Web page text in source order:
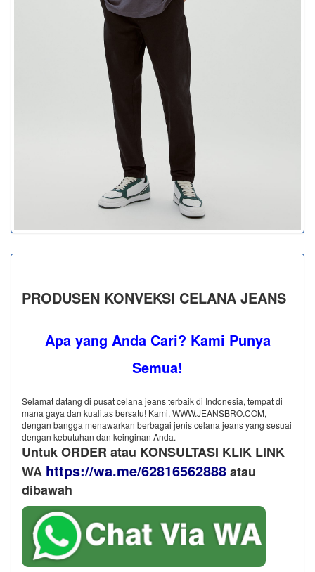
PRODUSEN KONVEKSI CELANA JEANS
Apa yang Anda Cari? Kami Punya
Semua!
Selamat datang di pusat celana jeans terbaik di Indonesia, tempat di
mana gaya dan kualitas bersatu! Kami, WWW.JEANSBRO.COM,
dengan bangga menawarkan berbagai jenis celana jeans yang sesuai
dengan kebutuhan dan keinginan Anda.
Untuk ORDER atau KONSULTASI KLIK LINK
WA https://wa.me/62816562888​ atau
dibawah